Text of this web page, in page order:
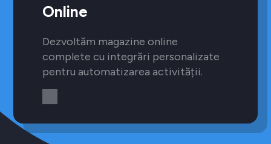
Online
Dezvoltăm magazine online
complete cu integrări personalizate
pentru automatizarea activității.